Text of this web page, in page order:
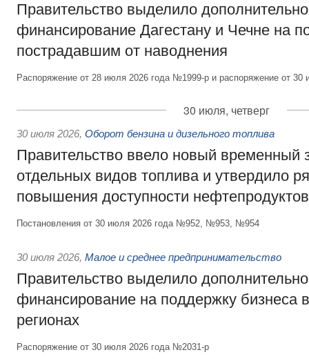
Правительство выделило
финансирование Дагестану и Чечне на
пострадавшим от наводнения
Распоряжение от 28 июля 2026 года №1999-р и распоряжение от
30 июля, четверг
30 июля 2026, Оборот бензина и дизельного топлива
Правительство ввело новый временный
отдельных видов топлива и утвердило
повышения доступности нефтепродуктов
Постановления от 30 июля 2026 года №952, №953, №954
30 июля 2026, Малое и среднее предпринимательство
Правительство выделило
финансирование на поддержку бизнеса
регионах
Распоряжение от 30 июля 2026 года №2031-р